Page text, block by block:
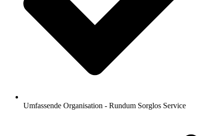
Umfassende Organisation - Rundum Sorglos Service